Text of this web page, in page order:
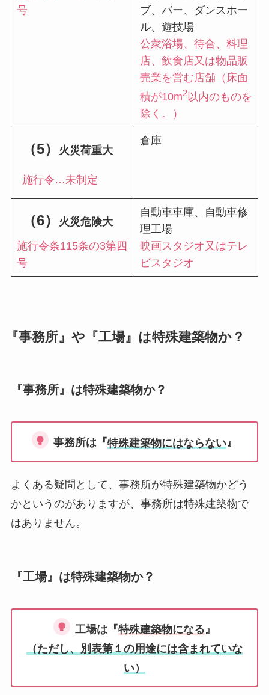
号
ブ、バー、ダンスホー
ル、遊技場
公衆浴場、待合、料理
店、飲食店又は物品販
売業を営む店舗（ 床面
積が10m2以内のものを
除く。
）
（5） 火災荷重大
施行令…未制定
倉庫
（6）
火災危険大
施行令条115条の3第四
号
自動車車庫、自動車修
理工場
映画スタジオ又はテレ
ビスタジオ
『事務所』や『工場』は特殊建築物か？
『事務所』は特殊建築物か？
事務所は『特殊建築物にはならない』
よくある疑問として、事務所が特殊建築物かどう
かというのがありますが、事務所は特殊建築物で
はありません。
『工場』は特殊建築物か？
工場は『特殊建築物になる』
（ただし、別表第１の用途には含まれていな
い）